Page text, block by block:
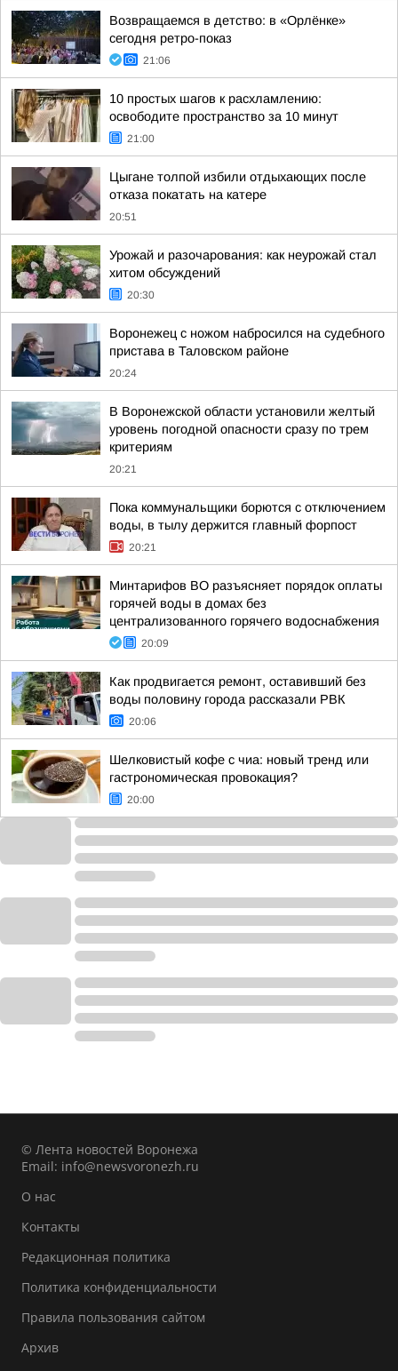
Возвращаемся в детство: в «Орлёнке»
сегодня ретро-показ
21:06
10 простых шагов к расхламлению:
освободите пространство за 10 минут
21:00
Цыгане толпой избили отдыхающих после
отказа покатать на катере
20:51
Урожай и разочарования: как неурожай стал
хитом обсуждений
20:30
Воронежец с ножом набросился на судебного
пристава в Таловском районе
20:24
В Воронежской области установили желтый
уровень погодной опасности сразу по трем
критериям
20:21
Пока коммунальщики борются с отключением
воды, в тылу держится главный форпост
20:21
Минтарифов ВО разъясняет порядок оплаты
горячей воды в домах без
централизованного горячего водоснабжения
20:09
Как продвигается ремонт, оставивший без
воды половину города рассказали РВК
20:06
Шелковистый кофе с чиа: новый тренд или
гастрономическая провокация?
20:00
© Лента новостей Воронежа
Email: info@newsvoronezh.ru
О нас
Контакты
Редакционная политика
Политика конфиденциальности
Правила пользования сайтом
Архив